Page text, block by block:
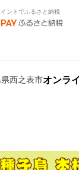
イントでふるさと納税
西之表市オンラ